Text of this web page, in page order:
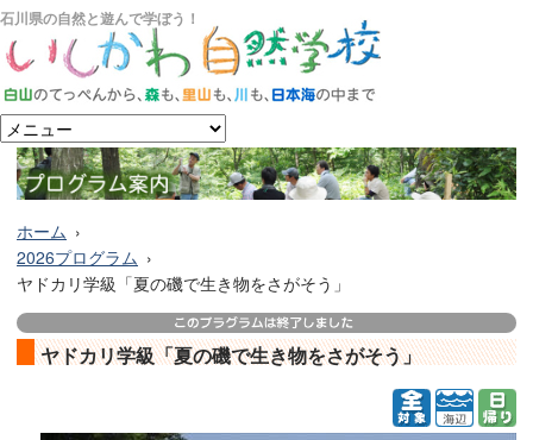
石川県の自然と遊んで学ぼう！
ホーム
2026プログラム
ヤドカリ学級「夏の磯で生き物をさがそう」
ヤドカリ学級「夏の磯で生き物をさがそう」